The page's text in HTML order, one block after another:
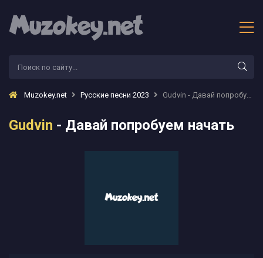
Muzokey.net Русские песни 2023 Gudvin - Давай попробуем начать
Gudvin - Давай попробуем начать